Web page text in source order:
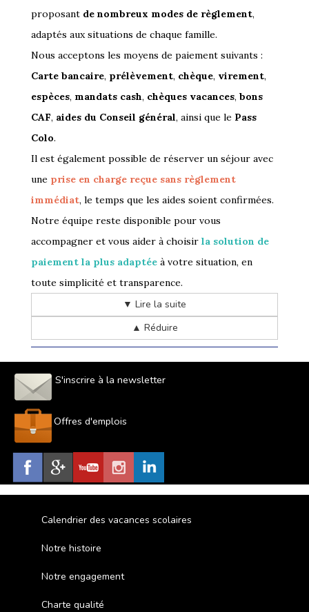
proposant de nombreux modes de règlement,
adaptés aux situations de chaque famille.
Nous acceptons les moyens de paiement suivants :
Carte bancaire, prélèvement, chèque, virement,
espèces, mandats cash, chèques vacances, bons
CAF, aides du Conseil général, ainsi que le Pass
Colo.
Il est également possible de réserver un séjour avec
une prise en charge reçue sans règlement
immédiat, le temps que les aides soient confirmées.
Notre équipe reste disponible pour vous
accompagner et vous aider à choisir la solution de
paiement la plus adaptée à votre situation, en
toute simplicité et transparence.
▼ Lire la suite
▲ Réduire
S'inscrire à la newsletter
Offres d'emplois
Calendrier des vacances scolaires
Notre histoire
Notre engagement
Charte qualité